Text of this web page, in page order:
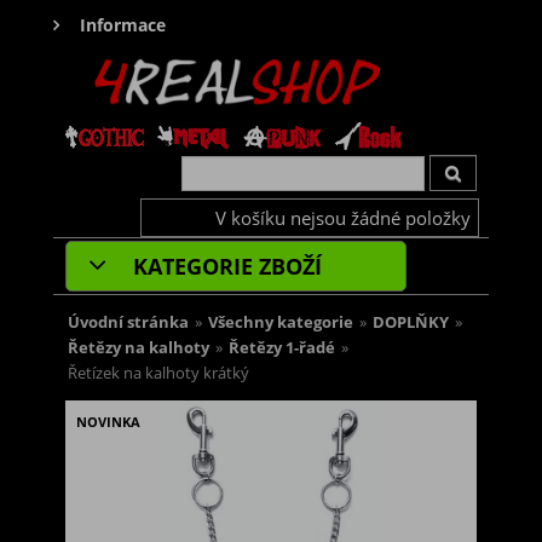
Informace
V košíku nejsou žádné položky
KATEGORIE ZBOŽÍ
Úvodní stránka » Všechny kategorie » DOPLŇKY »
Řetězy na kalhoty » Řetězy 1-řadé »
Řetízek na kalhoty krátký
NOVINKA